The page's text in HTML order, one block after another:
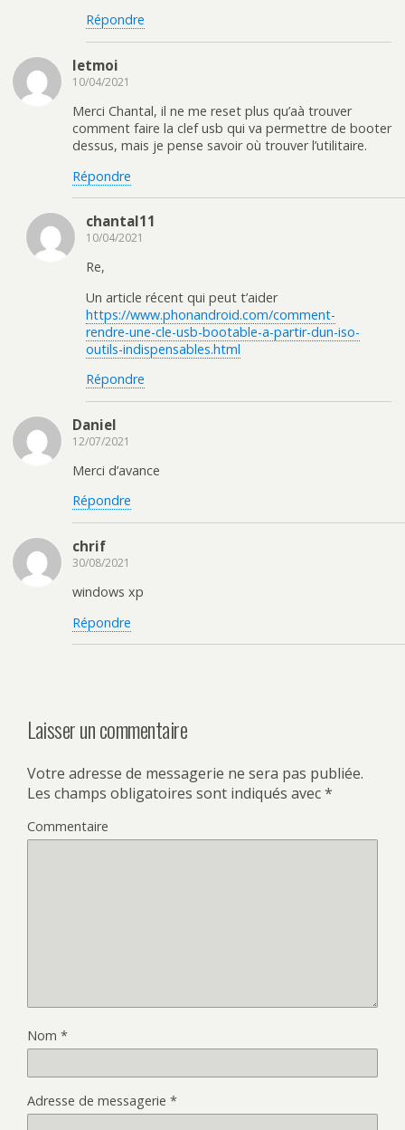
Répondre
letmoi
10/04/2021
Merci Chantal, il ne me reset plus qu’aà trouver
comment faire la clef usb qui va permettre de booter
dessus, mais je pense savoir où trouver l’utilitaire.
Répondre
chantal11
10/04/2021
Re,
Un article récent qui peut t’aider
https://www.phonandroid.com/comment-
rendre-une-cle-usb-bootable-a-partir-dun-iso-
outils-indispensables.html
Répondre
Daniel
12/07/2021
Merci d’avance
Répondre
chrif
30/08/2021
windows xp
Répondre
Laisser un commentaire
Votre adresse de messagerie ne sera pas publiée.
Les champs obligatoires sont indiqués avec*
Commentaire
Nom *
Adresse de messagerie *